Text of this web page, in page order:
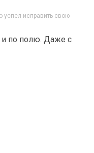
успел исправить свою
и по полю. Даже с